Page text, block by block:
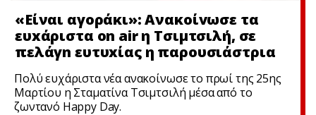
«Είναι αγoράκι»: Ανακοίvωσε τα
ευxάριστα on air η Τσιμτσιλή, σε
πελάγn ευτυxίας η παρουσιάστρια
Πολύ ευχάριστα νέα ανακοίνωσε το πρωί της 25ης
Μαρτίου η Σταματίνα Τσιμτσιλή μέσα από το
ζωντανό Happy Day.